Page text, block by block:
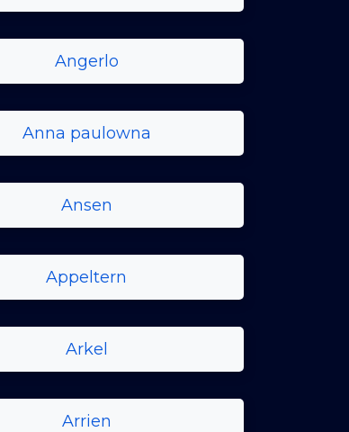
Angerlo
Anna paulowna
Ansen
Appeltern
Arkel
Arrien